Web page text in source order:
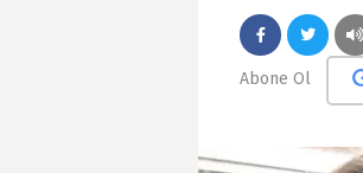
Abone Ol